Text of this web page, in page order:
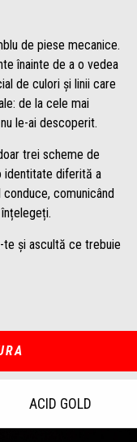
de piese mecanice.
înainte de a o vedea
de culori și linii care
de la cele mai
le-ai descoperit.
trei scheme de
identitate diferită a
comunicând
te și ascultă ce trebuie
ACID GOLD